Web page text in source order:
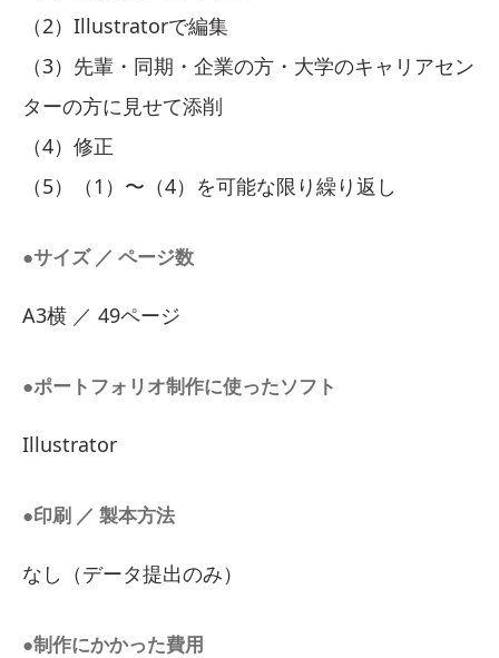
（2）Illustratorで編集
（3）先輩・同期・企業の方・大学のキャリアセン
ターの方に見せて添削
（4）修正
（5）（1）〜（4）を可能な限り繰り返し
●サイズ ／ ページ数
A3横 ／ 49ページ
●ポートフォリオ制作に使ったソフト
Illustrator
●印刷 ／ 製本方法
なし（データ提出のみ）
●制作にかかった費用